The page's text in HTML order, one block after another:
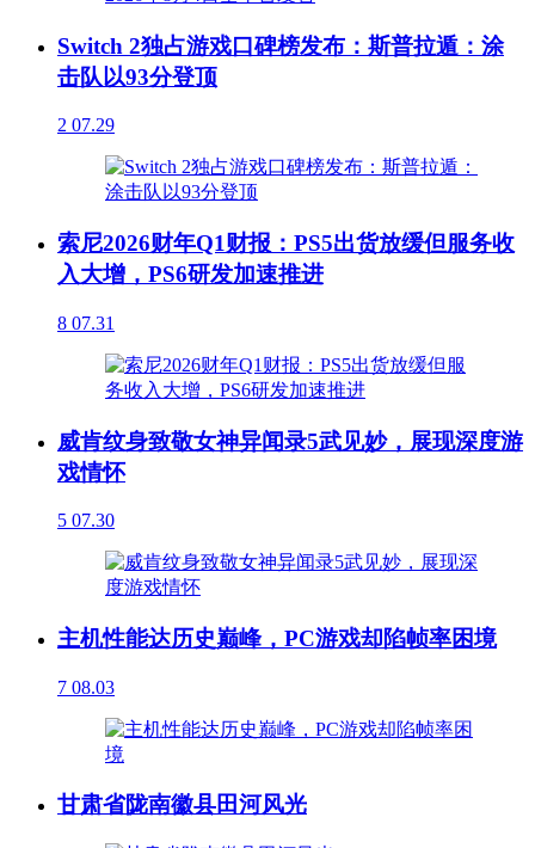
Switch 2独占游戏口碑榜发布：斯普拉遁：涂
击队以93分登顶
2 07.29
索尼2026财年Q1财报：PS5出货放缓但服务收
入大增，PS6研发加速推进
8 07.31
威肯纹身致敬女神异闻录5武见妙，展现深度游
戏情怀
5 07.30
主机性能达历史巅峰，PC游戏却陷帧率困境
7 08.03
甘肃省陇南徽县田河风光